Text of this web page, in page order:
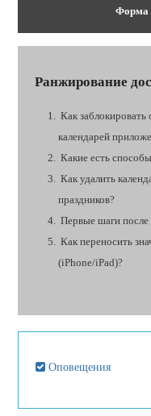
Форма
Ранжирование
Как
календарей
Какие есть
Как удалить
праздников?
Первые шаги после
Как переносить
(iPhone/iPad)?
Оповещения